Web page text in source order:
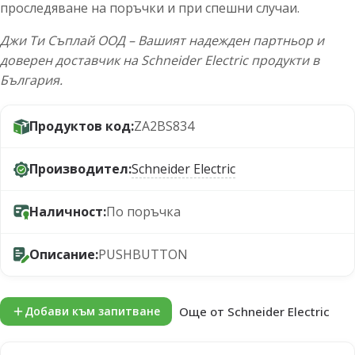
проследяване на поръчки и при спешни случаи.
Джи Ти Съплай ООД – Вашият надежден партньор и
доверен доставчик на Schneider Electric продукти в
България.
Продуктов код:ZA2BS834
Производител:Schneider Electric
Наличност:По поръчка
Описание:PUSHBUTTON
Добави към запитване Още от Schneider Electric